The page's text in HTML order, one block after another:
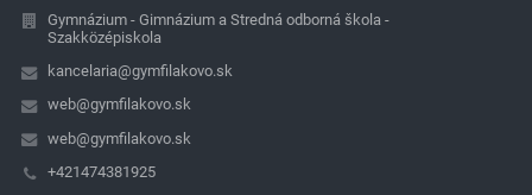
Gymnázium - Gimnázium a Stredná odborná škola -
Szakközépiskola
kancelaria@gymfilakovo.sk
web@gymfilakovo.sk
web@gymfilakovo.sk
+421474381925